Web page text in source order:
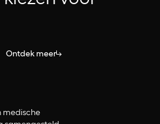
Ontdek meer
medische